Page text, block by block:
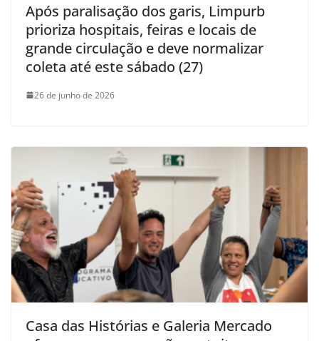
Após paralisação dos garis, Limpurb
prioriza hospitais, feiras e locais de
grande circulação e deve normalizar
coleta até este sábado (27)
26 de junho de 2026
Casa das Histórias e Galeria Mercado